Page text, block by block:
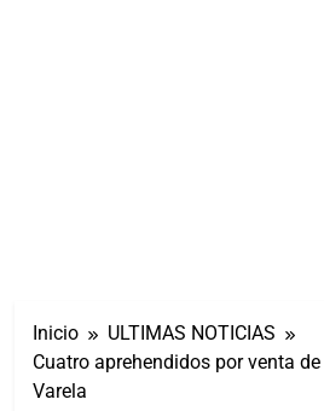
Inicio
ULTIMAS NOTICIAS
Cuatro aprehendidos por venta
Varela